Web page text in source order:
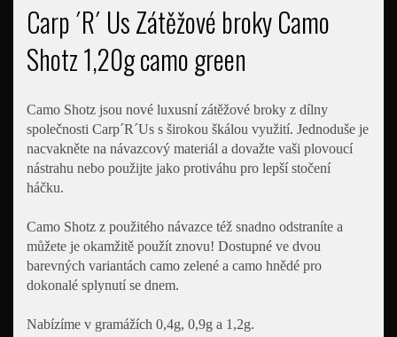
Carp ´R´ Us Zátěžové broky Camo
Shotz 1,20g camo green
Camo Shotz jsou nové luxusní zátěžové broky z dílny
společnosti Carp´R´Us s širokou škálou využití. Jednoduše je
nacvakněte na návazcový materiál a dovažte vaši plovoucí
nástrahu nebo použijte jako protiváhu pro lepší stočení
háčku.
Camo Shotz z použitého návazce též snadno odstraníte a
můžete je okamžitě použít znovu! Dostupné ve dvou
barevných variantách camo zelené a camo hnědé pro
dokonalé splynutí se dnem.
Nabízíme v gramážích 0,4g, 0,9g a 1,2g.